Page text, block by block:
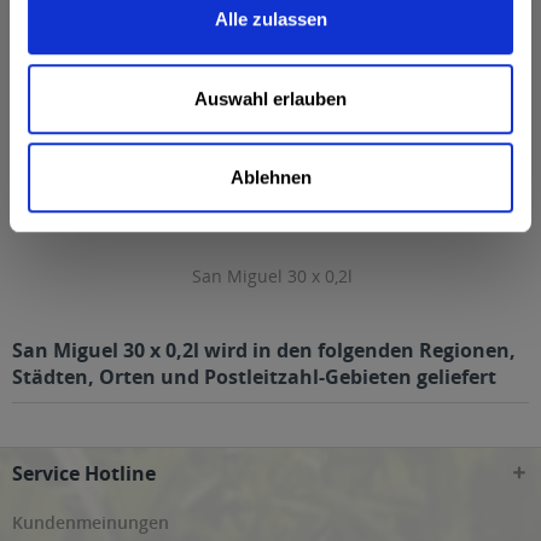
Alle zulassen
Auswahl erlauben
Ablehnen
San Miguel 30 x 0,2l
San Miguel 30 x 0,2l wird in den folgenden Regionen,
Städten, Orten und Postleitzahl-Gebieten geliefert
Service Hotline
Kundenmeinungen